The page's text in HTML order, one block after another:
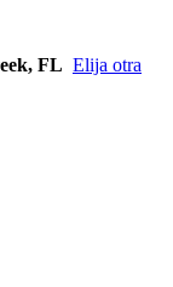
FL Elija otra